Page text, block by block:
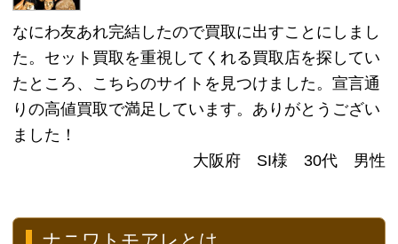
もの。
本作の背景は実在する場所であるが地名などは同一
しないことがある。
また、登場人物の名前はフルネームではなくニック
ネームや省略が多く使用されている。
30％買取価格アップキャンペーン実
ただ今本買取アローズでは、ナニワトモアレを買取